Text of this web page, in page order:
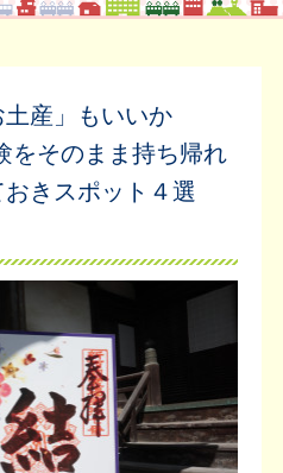
産」もいいか
をそのまま持ち帰れ
きスポット４選